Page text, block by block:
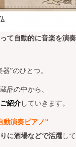
て自動的に音楽を演
”のひとつ。
品の中から、
紹介していきます。
動演奏ピアノ”
に酒場などで活躍し